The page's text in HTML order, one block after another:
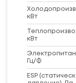
кВт
кВт
Гц/Ф
ESP